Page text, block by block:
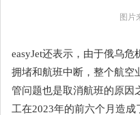
图片
easyJet还表示，由于俄乌
拥堵和航班中断，整个航空
管问题也是取消航班的原
工在2023年的前六个月造